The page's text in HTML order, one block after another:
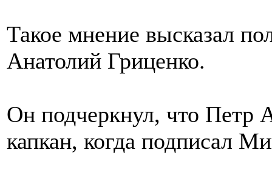
Такое мнение высказал
Анатолий Гриценко.
Он подчеркнул, что Петр
капкан, когда подписал